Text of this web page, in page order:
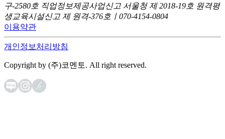
구-2580호 직업정보제공사업신고 서울청 제 2018-19호 원격평
생교육시설신고 제 원격-376호ㅣ070-4154-0804
이용약관
개인정보처리방침
Copyright by (주)코멘토. All right reserved.